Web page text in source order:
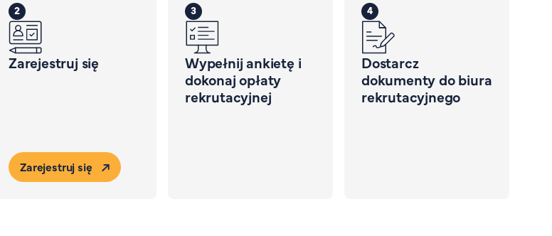
2
Zarejestruj się
Zarejestruj się
3
Wypełnij ankietę i
dokonaj opłaty
rekrutacyjnej
4
Dostarcz
dokumenty do biura
rekrutacyjnego